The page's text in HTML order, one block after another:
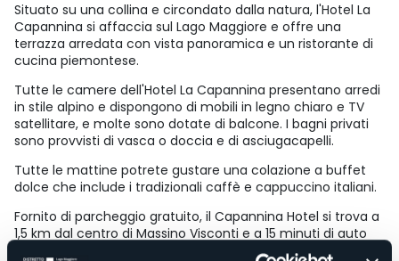
Situato su una collina e circondato dalla natura, l'Hotel La
Capannina si affaccia sul Lago Maggiore e offre una
terrazza arredata con vista panoramica e un ristorante di
cucina piemontese.
Tutte le camere dell'Hotel La Capannina presentano arredi
in stile alpino e dispongono di mobili in legno chiaro e TV
satellitare, e molte sono dotate di balcone. I bagni privati
sono provvisti di vasca o doccia e di asciugacapelli.
Tutte le mattine potrete gustare una colazione a buffet
dolce che include i tradizionali caffè e cappuccino italiani.
Fornito di parcheggio gratuito, il Capannina Hotel si trova a
1,5 km dal centro di Massino Visconti e a 15 minuti di auto
dall'autostrada A26 e dalle rive del Lago Maggiore.